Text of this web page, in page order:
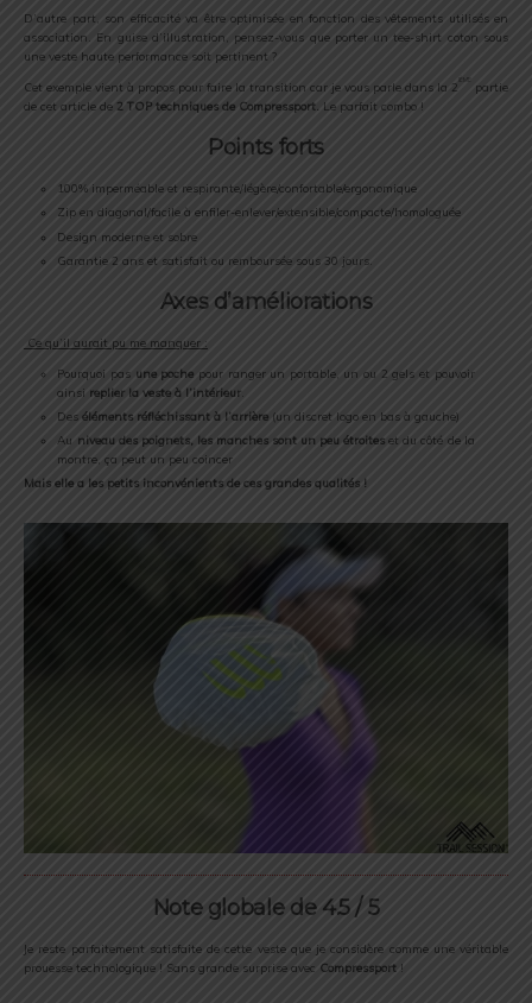
D’autre part, son efficacité va être optimisée en fonction des vêtements utilisés en
association. En guise d’illustration, pensez-vous que porter un tee-shirt coton sous
une veste haute performance soit pertinent ?
Cet exemple vient à propos pour faire la transition car je vous parle dans la 2
ième
partie
de cet article de 2 TOP techniques de Compressport. Le parfait combo !
Points forts
100% imperméable et respirante/légère/confortable/ergonomique
Zip en diagonal/facile à enfiler-enlever/extensible/compacte/homologuée
Design moderne et sobre
Garantie 2 ans et satisfait ou remboursée sous 30 jours.
Axes d’améliorations
Ce qu’il aurait pu me manquer :
Pourquoi pas une poche pour ranger un portable, un ou 2 gels et pouvoir
ainsi replier la veste à l’intérieur.
Deséléments réfléchissant à l’arrière (un discret logo en bas à gauche)
Au niveau des poignets, les manches sont un peu étroites et du côté de la
montre, ça peut un peu coincer
Mais elle a les petits inconvénients de ces grandes qualités !
Note globale de 4.5 / 5
Je reste parfaitement satisfaite de cette veste que je considère comme une véritable
prouesse technologique ! Sans grande surprise avec Compressport !